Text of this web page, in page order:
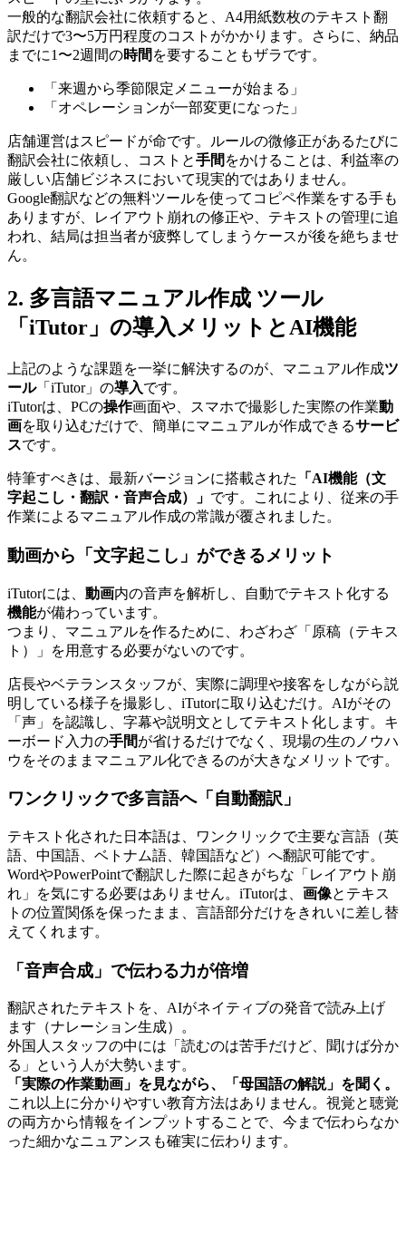
一般的な翻訳会社に依頼すると、A4用紙数枚のテキスト翻
訳だけで3〜5万円程度のコストがかかります。さらに、納品
までに1〜2週間の時間 を要することもザラです。
「来週から季節限定メニューが始まる」
「オペレーションが一部変更になった」
店舗運営はスピードが命です。ルールの微修正があるたびに
翻訳会社に依頼し、コストと手間 をかけることは、利益率の
厳しい店舗ビジネスにおいて現実的ではありません。
Google翻訳などの無料ツールを使ってコピペ作業をする手も
ありますが、レイアウト崩れの修正や、テキストの管理に追
われ、結局は担当者が疲弊してしまうケースが後を絶ちませ
ん。
2. 多言語マニュアル作成 ツール
「iTutor」の導入メリットとAI機能
上記のような課題を一挙に解決するのが、マニュアル作成ツ
ール「iTutor」の導入です。
iTutorは、PCの操作画面や、スマホで撮影した実際の作業動
画を取り込むだけで、簡単にマニュアルが作成できるサービ
スです。
特筆すべきは、最新バージョンに搭載された 「 AI機能（文
字起こし・翻訳・音声合成）」 です。これにより、従来の手
作業によるマニュアル作成の常識が覆されました。
動画から「文字起こし」ができるメリット
iTutorには、 動画内の音声を解析し、自動でテキスト化する
機能が備わっています。
つまり、マニュアルを作るために、わざわざ「原稿（テキス
ト）」を用意する必要がないのです。
店長やベテランスタッフが、実際に調理や接客をしながら説
明している様子を撮影し、iTutorに取り込むだけ。AIがその
「声」を認識し、字幕や説明文としてテキスト化します。キ
ーボード入力の手間が省けるだけでなく、現場の生のノウハ
ウをそのままマニュアル化できるのが大きなメリットです。
ワンクリックで多言語へ「自動翻訳」
テキスト化された日本語は、ワンクリックで主要な言語（英
語、中国語、ベトナム語、韓国語など）へ翻訳可能です。
WordやPowerPointで翻訳した際に起きがちな「レイアウト崩
れ」を気にする必要はありません。iTutorは、 画像とテキス
トの位置関係を保ったまま、言語部分だけをきれいに差し替
えてくれます。
「音声合成」で伝わる力が倍増
翻訳されたテキストを、AIがネイティブの発音で読み上げ
ます（ナレーション生成）。
外国人スタッフの中には「読むのは苦手だけど、聞けば分か
る」という人が大勢います。
「実際の作業動画」を見ながら、「母国語の解説」を聞く。
これ以上に分かりやすい教育方法はありません。視覚と聴覚
の両方から情報をインプットすることで、今まで伝わらなか
った細かなニュアンスも確実に伝わります。